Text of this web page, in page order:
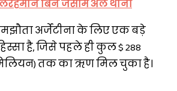
बिन जसीम अल थानी
अर्जेंटीना के लिए एक बड़े
है, जिसे पहले ही कुल $ 288
तक का ऋण मिल चुका है।